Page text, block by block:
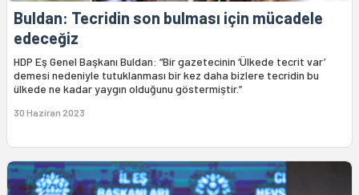
Buldan: Tecridin son bulması için mücadele
edeceğiz
HDP Eş Genel Başkanı Buldan: “Bir gazetecinin ‘Ülkede tecrit var’
demesi nedeniyle tutuklanması bir kez daha bizlere tecridin bu
ülkede ne kadar yaygın olduğunu göstermiştir.”
30 Haziran 2023